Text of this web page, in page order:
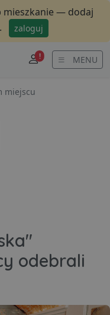
mieszkanie — dodaj
zaloguj
! MENU
miejscu
odebrali